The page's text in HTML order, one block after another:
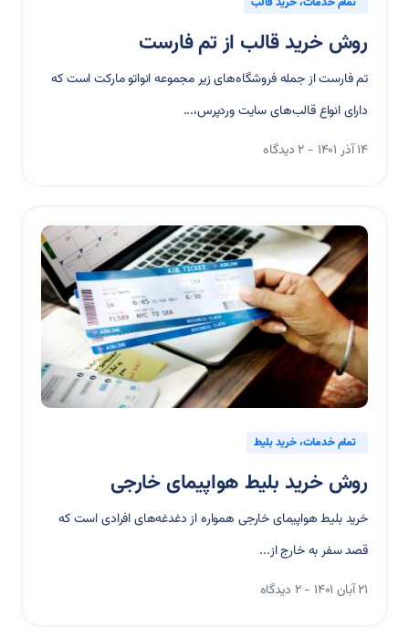
روش خرید قالب از تم فارست
تم فارست از جمله فروشگاه‌های زیر مجموعه انواتو مارکت است که
دارای انواع قالب‌های سایت وردپرس،...
۱۴ آذر ۱۴۰۱
2 دیدگاه
تمام خدمات خرید بلیط
روش خرید بلیط هواپیمای خارجی
خرید بلیط هواپیمای خارجی همواره از دغدغه‌های افرادی است که
قصد سفر به خارج از...
۲۱ آبان ۱۴۰۱
2 دیدگاه